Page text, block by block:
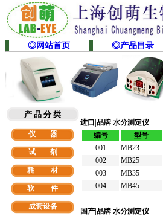
◎网站首页 ◎产品目录
产 品 分 类
仪 器
试 剂
耗 材
软 件
成套设备
进口|品牌 水分测定仪
编号
型号
001
MB23
002
MB25
003
MB35
004
MB45
国产|品牌 水分测定仪